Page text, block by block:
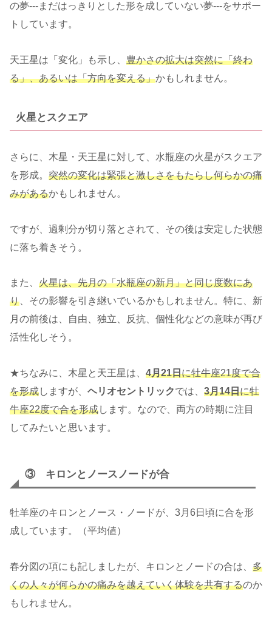
の夢‐‐‐まだはっきりとした形を成していない夢‐‐‐をサポー
トしています。
天王星は「変化」も示し、 豊かさの拡大は突然に「終わ
る」、あるいは「方向を変える」かもしれません。
火星とスクエア
さらに、木星・天王星に対して、水瓶座の火星がスクエア
を形成。 突然の変化は緊張と激しさをもたらし何らかの痛
みがあるかもしれません。
ですが、過剰分が切り落とされて、その後は安定した状態
に落ち着きそう。
また、 火星は、先月の「水瓶座の新月」と同じ度数にあ
り、その影響を引き継いでいるかもしれません。特に、新
月の前後は、自由、独立、反抗、個性化などの意味が再び
活性化しそう。
★ちなみに、木星と天王星は、 4月21日に牡牛座21度で合
を形成しますが、 ヘリオセントリックでは、 3月14日に牡
牛座22度で合を形成します。なので、両方の時期に注目
してみたいと思います。
③ キロンとノースノードが合
牡羊座のキロンとノース・ノードが、3月6日頃に合を形
成しています。（平均値）
春分図の項にも記しましたが、キロンとノードの合は、 多
くの人々が何らかの痛みを越えていく体験を共有するのか
もしれません。